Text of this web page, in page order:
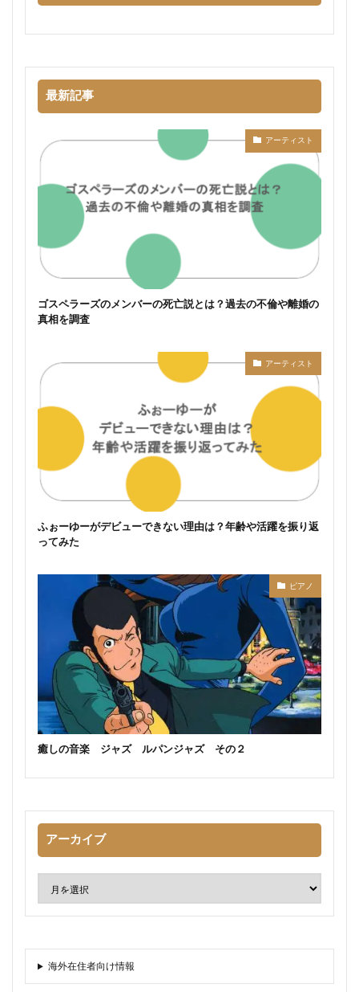
最新記事
アーティスト
ゴスペラーズのメンバーの死亡説とは？過去の不倫や離婚の
真相を調査
アーティスト
ふぉーゆーがデビューできない理由は？年齢や活躍を振り返
ってみた
ピアノ
癒しの音楽 ジャズ ルパンジャズ その２
アーカイブ
海外在住者向け情報